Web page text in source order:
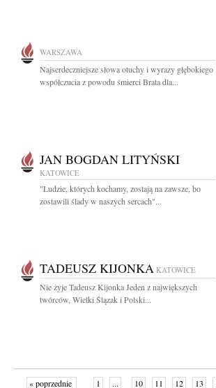
WARSZAWA
Najserdeczniejsze słowa otuchy i wyrazy głębokiego
współczucia z powodu śmierci Brata dla...
JAN BOGDAN LITYŃSKI
KATOWICE
"Ludzie, których kochamy, zostają na zawsze, bo
zostawili ślady w naszych sercach"...
TADEUSZ KIJONKA KATOWICE
Nie żyje Tadeusz Kijonka Jeden z największych
twórców, Wielki Ślązak i Polski...
« poprzednie 1 ... 10 11 12 13